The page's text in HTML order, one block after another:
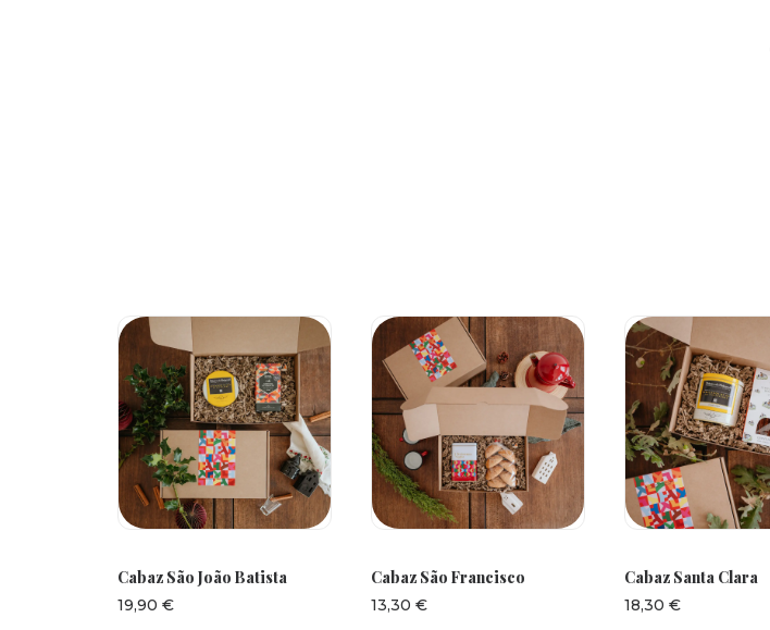
Cabaz São João Batista
19,90 €
Cabaz São Francisco
13,30 €
Cabaz Santa Clara
18,30 €